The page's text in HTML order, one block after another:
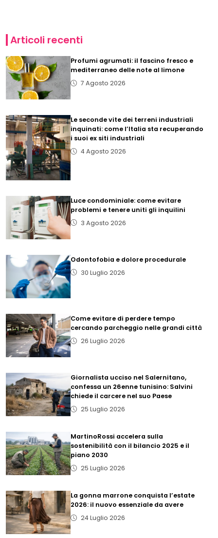
Articoli recenti
Profumi agrumati: il fascino fresco e
mediterraneo delle note al limone
7 Agosto 2026
Le seconde vite dei terreni industriali
inquinati: come l’Italia sta recuperando
i suoi ex siti industriali
4 Agosto 2026
Luce condominiale: come evitare
problemi e tenere uniti gli inquilini
3 Agosto 2026
Odontofobia e dolore procedurale
30 Luglio 2026
Come evitare di perdere tempo
cercando parcheggio nelle grandi città
26 Luglio 2026
Giornalista ucciso nel Salernitano,
confessa un 26enne tunisino: Salvini
chiede il carcere nel suo Paese
25 Luglio 2026
MartinoRossi accelera sulla
sostenibilità con il bilancio 2025 e il
piano 2030
25 Luglio 2026
La gonna marrone conquista l’estate
2026: il nuovo essenziale da avere
24 Luglio 2026